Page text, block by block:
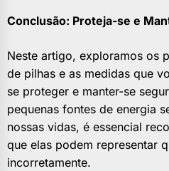
Conclusão: Proteja-se e
Neste artigo, exploramos os
de pilhas e as medidas que
se proteger e manter-se
pequenas fontes de energia
nossas vidas, é essencial
que elas podem representar
incorretamente.